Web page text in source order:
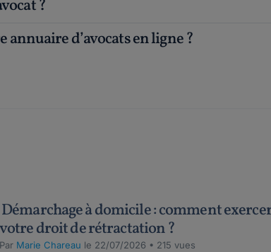
?
annuaire d’avocats en ligne ?
Démarchage à domicile : comment
votre droit de rétractation ?
Par Marie Chareau le 22/07/2026 • 215 vues